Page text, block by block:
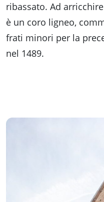
ribassato. Ad
è un coro ligneo,
frati minori per la
nel 1489.